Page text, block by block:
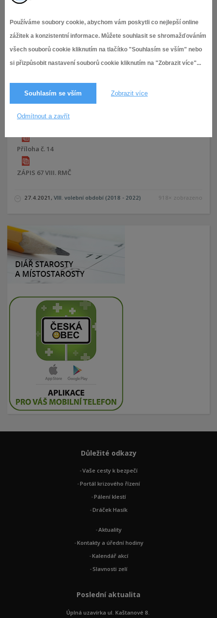
Používáme soubory cookie, abychom vám poskytli co nejlepší online
zážitek a konzistentní informace. Můžete souhlasit se shromažďováním
všech souborů cookie kliknutím na tlačítko "Souhlasím se vším" nebo
si přizpůsobit nastavení souborů cookie kliknutím na "Zobrazit více"...
Souhlasím se vším Zobrazit více
Odmítnout a zavřít
Příloha č. 8
Příloha č. 10
Příloha č. 14
ZÁPIS 67 VIII. RMČ
918× zobrazeno
27.4.2021, VIII. volební období (2018 - 2022)
Důležité odkazy
Vaše cesty k bezpečí
Portál krizového řízení
Pálení klestí
Dráček Hasík
Aktuality
Kontakty a úřední hodiny
Kalendář akcí
Slavnosti zelí
Poslední aktualita
Úplná uzavírka ul. Kaštanové 8.